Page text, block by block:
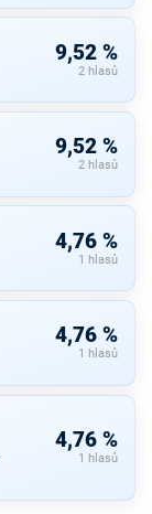
9,52 %
2 hlasů
9,52 %
2 hlasů
4,76 %
1 hlasů
4,76 %
1 hlasů
4,76 %
1 hlasů